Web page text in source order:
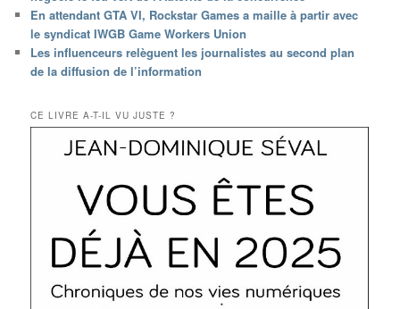
En attendant GTA VI, Rockstar Games a maille à partir avec
le syndicat IWGB Game Workers Union
Les influenceurs relèguent les journalistes au second plan
de la diffusion de l’information
CE LIVRE A-T-IL VU JUSTE ?